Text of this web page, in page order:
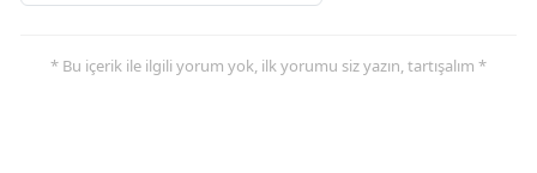
* Bu içerik ile ilgili yorum yok, ilk yorumu siz yazın, tartışalım *